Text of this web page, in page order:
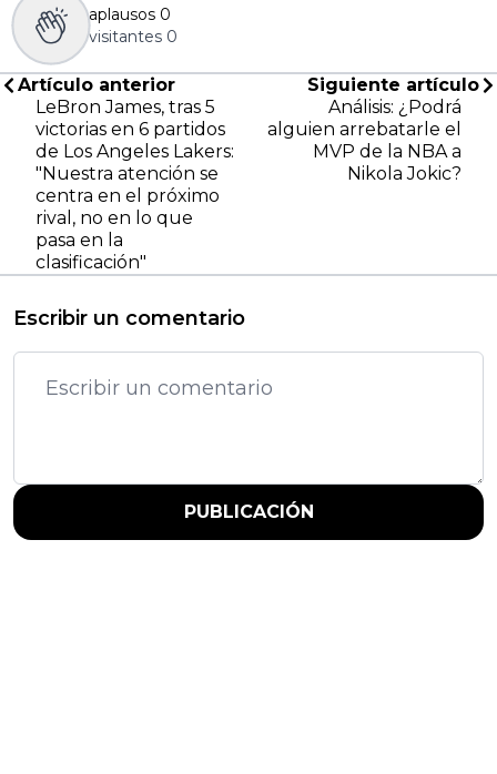
aplausos 0
visitantes 0
Artículo anterior
LeBron James, tras 5
victorias en 6 partidos
de Los Angeles Lakers:
"Nuestra atención se
centra en el próximo
rival, no en lo que
pasa en la
clasificación"
Siguiente artículo
Análisis: ¿Podrá
alguien arrebatarle el
MVP de la NBA a
Nikola Jokic?
Escribir un comentario
PUBLICACIÓN